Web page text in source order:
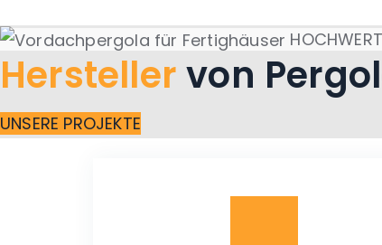
Herstellervon
UNSERE PROJEKTE